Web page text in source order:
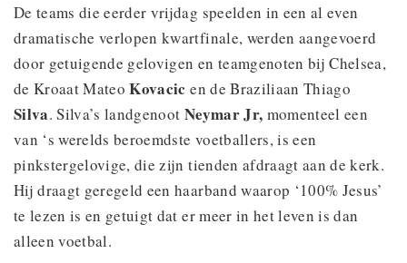
De teams die eerder vrijdag speelden in een al even
dramatische verlopen kwartfinale, werden aangevoerd
door getuigende gelovigen en teamgenoten bij Chelsea,
de Kroaat MateoKovacic en de Braziliaan Thiago
Silva. Silva’s landgenoot Neymar Jr, momenteel een
van ‘s werelds beroemdste voetballers, is een
pinkstergelovige, die zijn tienden afdraagt aan de kerk.
Hij draagt geregeld een haarband waarop ‘100% Jesus’
te lezen is en getuigt dat er meer in het leven is dan
alleen voetbal.